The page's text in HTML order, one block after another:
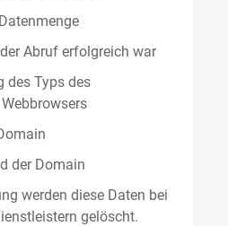
Abruf erfolgreich war
des Typs des
der Domain
werden diese Daten bei
gelöscht.